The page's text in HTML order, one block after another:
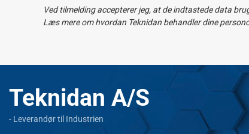
Ved tilmelding accepterer jeg, at de indtastede data
Læs mere om hvordan Teknidan behandler dine
Teknidan A/S
- Leverandør til Industrien